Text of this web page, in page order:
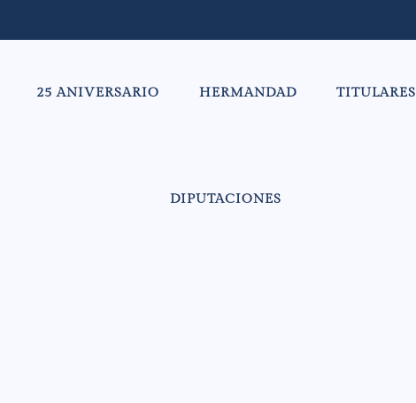
25 ANIVERSARIO HERMANDAD TITULARES
DIPUTACIONES